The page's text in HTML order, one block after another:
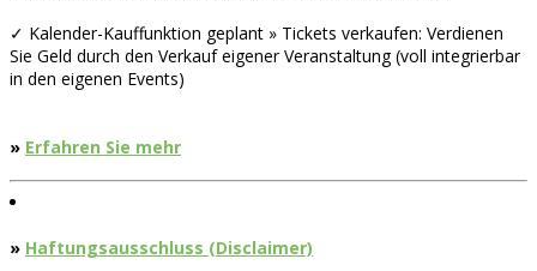
✓ Kalender-Kauffunktion geplant » Tickets verkaufen: Verdienen
Sie Geld durch den Verkauf eigener Veranstaltung (voll integrierbar
in den eigenen Events)
» Erfahren Sie mehr
» Haftungsausschluss (Disclaimer)